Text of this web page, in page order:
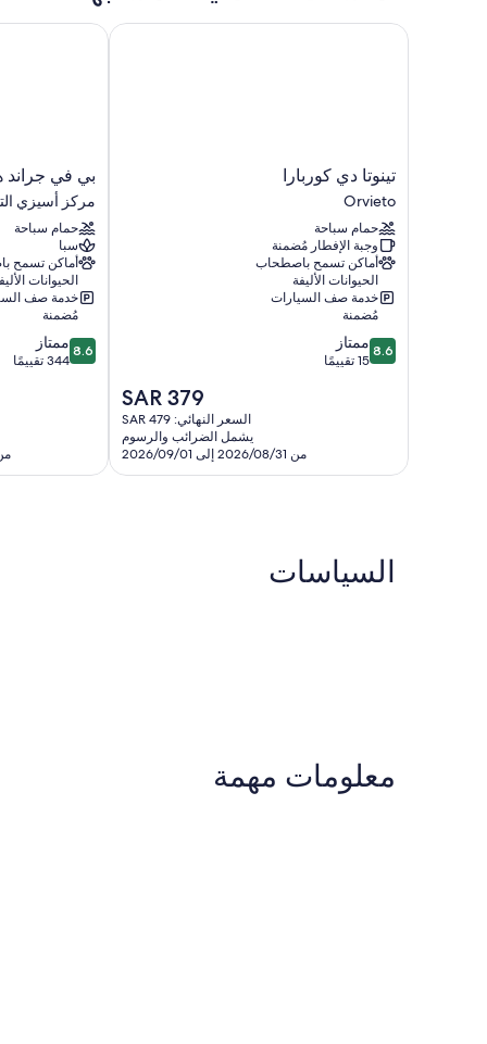
تينوتا
دي
كوربارا
Orvieto
تينوتا دي كوربارا
Orvieto
حمام سباحة
وجبة الإفطار مُضمنة
أماكن تسمح باصطحاب
الحيوانات الأليفة
خدمة صف السيارات
مُضمنة
8.6
من
8.6 ممتاز
15 تقييمًا
السعر
الحالي
هو
SAR
379
SAR 379
السعر النهائي: SAR 479
يشمل الضرائب والرسوم
من 2026/08/31 إلى 2026/09/01
تينوتا دي كوربارا
بي
في
جراند
هوتل
أسيسي
مركز
أسيزي
التاريخي
بي في
مركز أسيزي
حمام سباحة
سبا
أماكن تسمح
الحيوانات
خدمة صف
مُضمنة
8.6
من
8.6 ممتاز
344 تقييمًا
من 2026/08/09
بي في جراند
السياسات
معلومات مهمة